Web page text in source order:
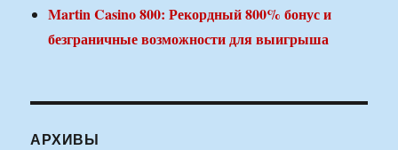
Martin Casino 800: Рекордный 800% бонус и
безграничные возможности для выигрыша
АРХИВЫ